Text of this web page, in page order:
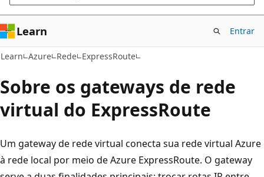
Learn Entrar
Learn Azure Rede ExpressRoute
Sobre os gateways de rede
virtual do ExpressRoute
Um gateway de rede virtual conecta sua rede virtual Azure
à rede local por meio de Azure ExpressRoute. O gateway